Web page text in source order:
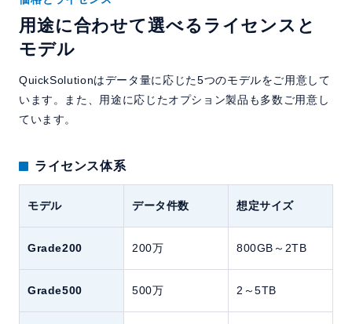
用途に合わせて選べるライセンスと
モデル
QuickSolutionはデータ量に応じた5つのモデルをご用意して
います。また、用途に応じたオプション製品も多数ご用意し
ています。
ライセンス体系
モデル データ件数 想定サイズ
Grade200 200万 800GB～2TB
Grade500 500万 2～5TB